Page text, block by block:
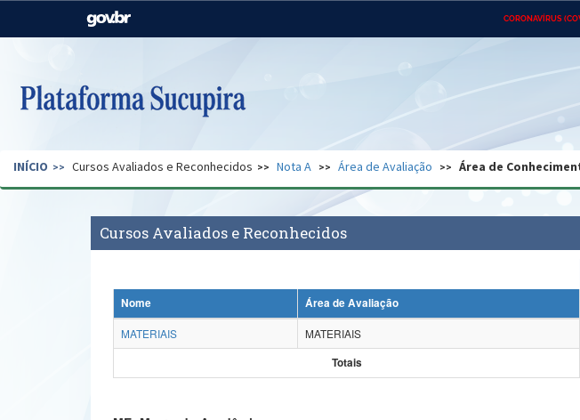
CORONAVÍRUS
Casa Civil
Pecuária e Abastecimento
Ministério do Desenvolvimento
Regional
Secretaria de Governo Gabinete de Segurança Advocacia-Geral da União
INÍCIO Cursos Avaliados e Reconhecidos Nota A Área de Avaliação Área de
Cursos Avaliados e Reconhecidos
Nome
Área de Avaliação
MATERIAIS
MATERIAIS
Totais